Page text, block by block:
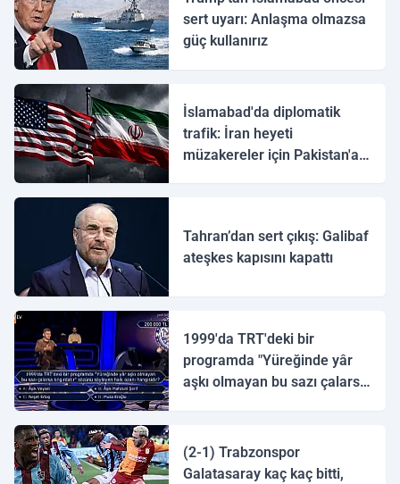
sert uyarı: Anlaşma olmazsa
güç kullanırız
İslamabad'da diplomatik
trafik: İran heyeti
müzakereler için Pakistan'a
Tahran’dan sert çıkış: Galibaf
ateşkes kapısını kapattı
1999'da TRT'deki bir
programda "Yüreğinde yâr
aşkı olmayan bu sazı çalarsa
(2-1) Trabzonspor
Galatasaray kaç kaç bitti,